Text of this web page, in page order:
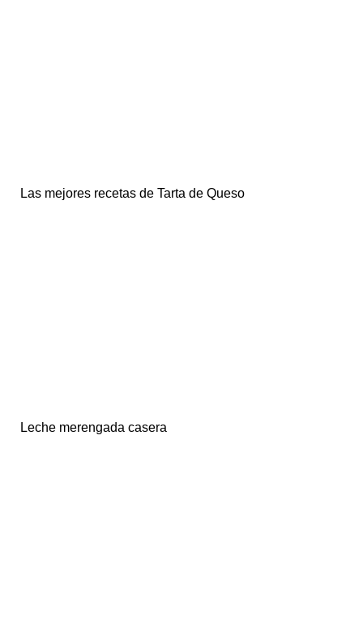
Las mejores recetas de Tarta de Queso
Leche merengada casera